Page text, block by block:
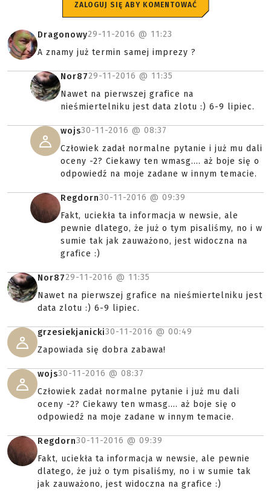
ZALOGUJ SIĘ ABY KOMENTOWAĆ
Dragonowy29-11-2016 @ 11:23
A znamy już termin samej imprezy ?
Nor8729-11-2016 @ 11:35
Nawet na pierwszej grafice na
nieśmiertelniku jest data zlotu :) 6-9 lipiec.
wojs30-11-2016 @ 08:37
Człowiek zadał normalne pytanie i już mu dali
oceny -2? Ciekawy ten wmasg.... aż boje się o
odpowiedź na moje zadane w innym temacie.
Regdorn30-11-2016 @ 09:39
Fakt, uciekła ta informacja w newsie, ale
pewnie dlatego, że już o tym pisaliśmy, no i w
sumie tak jak zauważono, jest widoczna na
grafice :)
Nor8729-11-2016 @ 11:35
Nawet na pierwszej grafice na nieśmiertelniku jest
data zlotu :) 6-9 lipiec.
grzesiekjanicki30-11-2016 @ 00:49
Zapowiada się dobra zabawa!
wojs30-11-2016 @ 08:37
Człowiek zadał normalne pytanie i już mu dali
oceny -2? Ciekawy ten wmasg.... aż boje się o
odpowiedź na moje zadane w innym temacie.
Regdorn30-11-2016 @ 09:39
Fakt, uciekła ta informacja w newsie, ale pewnie
dlatego, że już o tym pisaliśmy, no i w sumie tak
jak zauważono, jest widoczna na grafice :)